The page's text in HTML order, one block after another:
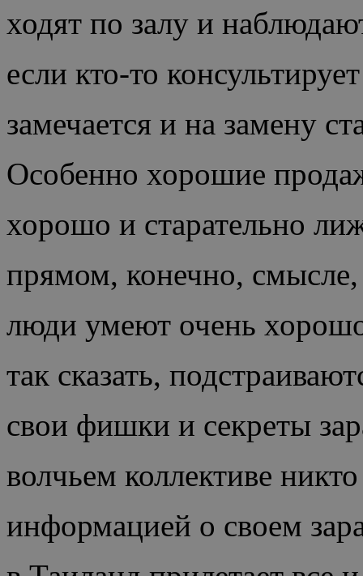
ходят по залу и
если кто-то
замечается и на замену
Особенно хорошие
хорошо и старательно
прямом, конечно,
люди умеют очень
так сказать,
свои фишки и секреты
волчьем коллективе
информацией о своем